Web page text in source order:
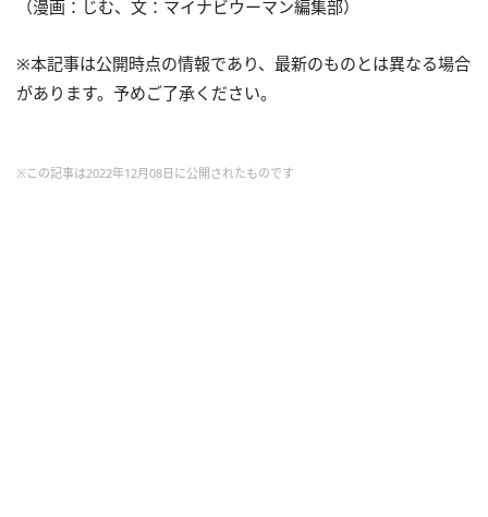
（漫画：じむ、文：マイナビウーマン編集部）
※本記事は公開時点の情報であり、最新のものとは異なる場合
があります。予めご了承ください。
※この記事は2022年12月08日に公開されたものです